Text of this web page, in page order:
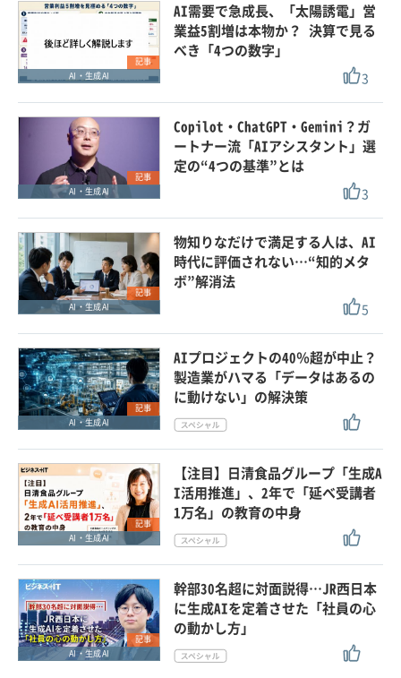
記事
AI・生成AI
AI需要で急成長、「太陽誘電」営
業益5割増は本物か？ 決算で見る
べき「4つの数字」
3
記事
AI・生成AI
Copilot・ChatGPT・Gemini？ガ
ートナー流「AIアシスタント」選
定の“4つの基準”とは
3
記事
AI・生成AI
物知りなだけで満足する人は、AI
時代に評価されない…“知的メタ
ボ”解消法
5
記事
AI・生成AI
AIプロジェクトの40％超が中止？
製造業がハマる「データはあるの
に動けない」の解決策
記事
AI・生成AI
【注目】日清食品グループ「生成A
I活用推進」、2年で「延べ受講者
1万名」の教育の中身
記事
AI・生成AI
幹部30名超に対面説得…JR西日本
に生成AIを定着させた「社員の心
の動かし方」